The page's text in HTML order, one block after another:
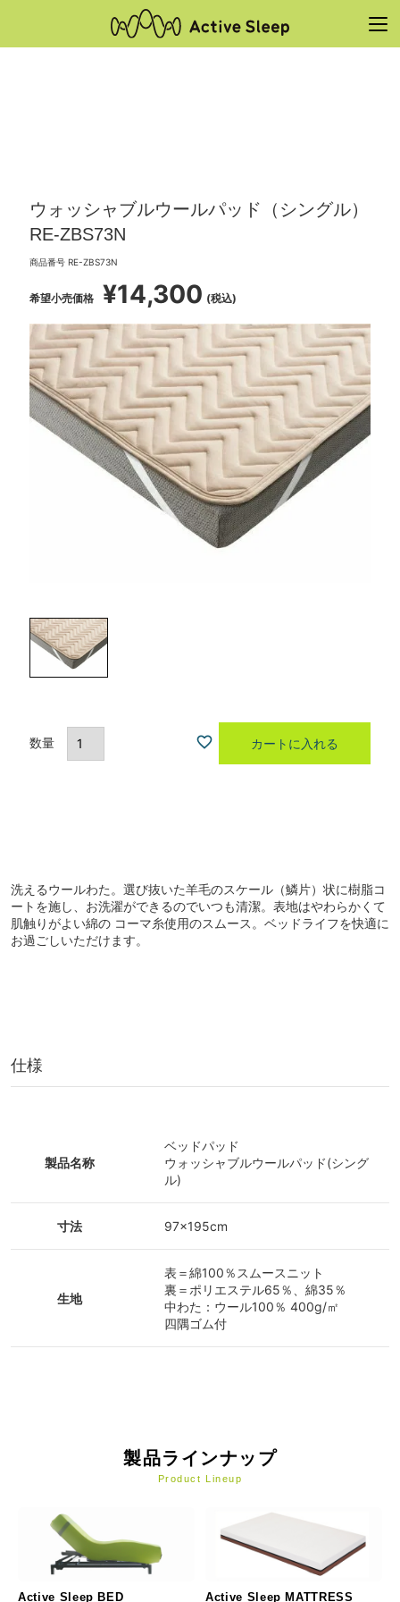
ウォッシャブルウールパッド（シングル）
RE-ZBS73N
商品番号 RE-ZBS73N
希望小売価格 ¥14,300 税込
カートに入れる
洗えるウールわた。選び抜いた羊毛のスケール（鱗片）状に樹脂コ
ートを施し、お洗濯ができるのでいつも清潔。表地はやわらかくて
肌触りがよい綿の コーマ糸使用のスムース。ベッドライフを快適に
お過ごしいただけます。
仕様
製品名称
ベッドパッド
ウォッシャブルウールパッド(シング
ル)
寸法 97×195cm
生地
表＝綿100％スムースニット
裏＝ポリエステル65％、綿35％
中わた：ウール100％ 400g/㎡
四隅ゴム付
製品ラインナップ
Product Lineup
Active Sleep BED Active Sleep MATTRESS